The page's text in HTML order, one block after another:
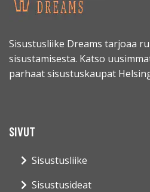
Sisustusliike Dreams tarjoaa
sisustamisesta. Katso
parhaat sisustuskaupat
SIVUT
Sisustusliike
Sisustusideat